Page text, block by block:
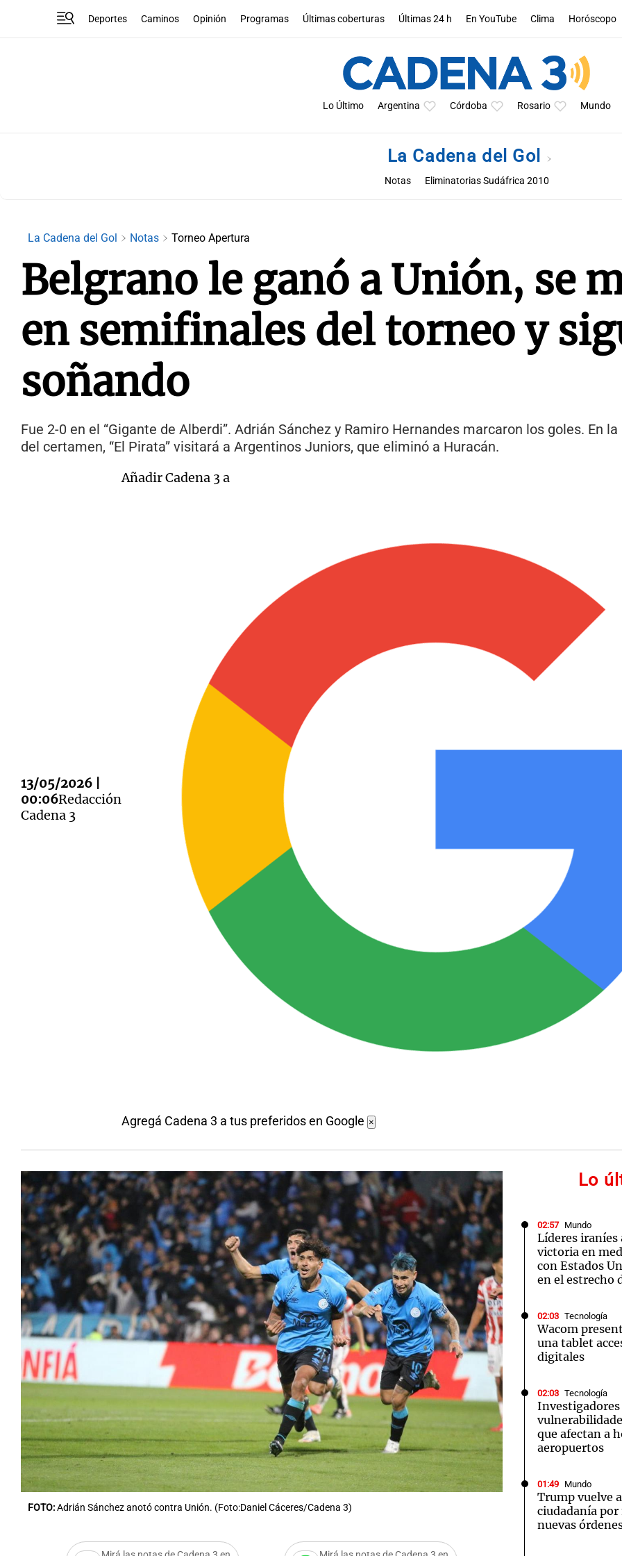
Deportes Caminos Opinión Programas Últimas coberturas Últimas 24 h En YouTube Clima Horóscopo
Lo Último Argentina Córdoba Rosario Mundo
La Cadena del Gol
Notas Eliminatorias Sudáfrica 2010
La Cadena del Gol Notas Torneo Apertura
Belgrano le ganó a Unión, se
en semifinales del torneo y
soñando
Fue 2-0 en el “Gigante de Alberdi”. Adrián Sánchez y Ramiro Hernandes marcaron los goles. En
del certamen, “El Pirata” visitará a Argentinos Juniors, que eliminó a Huracán.
13/05/2026 |
00:06Redacción
Cadena 3
Añadir Cadena 3 a
Agregá Cadena 3 a tus preferidos en Google ×
FOTO:Adrián Sánchez anotó contra Unión. (Foto:Daniel Cáceres/Cadena 3)
Lo
02:57 Mundo
Líderes iraníes
victoria en
con Estados
en el estrecho
02:03 Tecnología
Wacom
una tablet
digitales
02:03 Tecnología
que afectan a
aeropuertos
01:49 Mundo
Trump vuelve
ciudadanía
nuevas
Mundial 2026
Notas
La Sole en Cadena 3